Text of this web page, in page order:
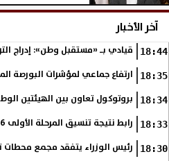
آخر الأخبار
18:44 قيادي بـ «مستقبل وطن»: إدراج
18:35 ارتفاع جماعي لمؤشرات البورصة
18:34 بروتوكول تعاون بين الهيئتين
18:33 رابط نتيجة تنسيق المرحلة الأولى 2026.. استعلم عن كليتك إلكترونيًا
18:30 رئيس الوزراء يتفقد مجمع محطات تحلية